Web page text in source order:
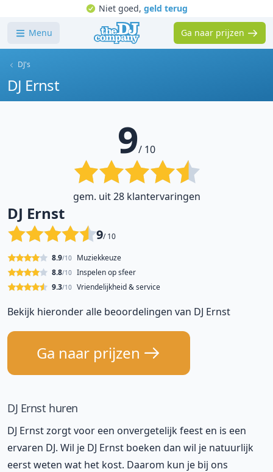
Niet goed, geld terug
Menu Ga naar prijzen
DJ's
DJ Ernst
9/ 10
gem. uit 28 klantervaringen
DJ Ernst
9/ 10
Muziekkeuze
8.9/10
Inspelen op sfeer
8.8/10
Vriendelijkheid & service
9.3/10
Bekijk hieronder alle beoordelingen van DJ Ernst
Ga naar prijzen
DJ Ernst huren
DJ Ernst zorgt voor een onvergetelijk feest en is een
ervaren DJ. Wil je DJ Ernst boeken dan wil je natuurlijk
eerst weten wat het kost. Daarom kun je bij ons